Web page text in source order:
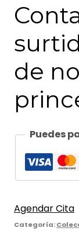
de
Puedes
Agendar Cita
Categoría: